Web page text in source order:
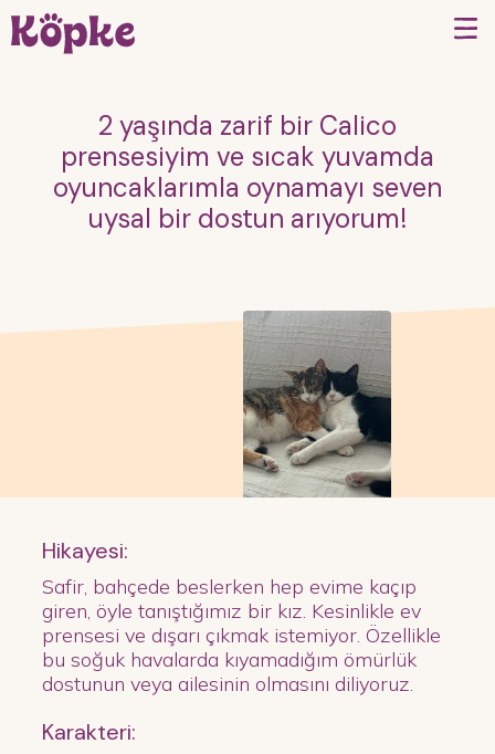
2 yaşında zarif bir Calico
prensesiyim ve sıcak yuvamda
oyuncaklarımla oynamayı seven
uysal bir dostun arıyorum!
Hikayesi:
Safir, bahçede beslerken hep evime kaçıp
giren, öyle tanıştığımız bir kız. Kesinlikle ev
prensesi ve dışarı çıkmak istemiyor. Özellikle
bu soğuk havalarda kıyamadığım ömürlük
dostunun veya ailesinin olmasını diliyoruz.
Karakteri: